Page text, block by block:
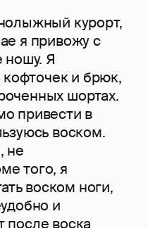
курорт,
я привожу с
ношу. Я
и брюк,
шортах.
привести в
воском.
не
того, я
воском ноги,
и
после воска